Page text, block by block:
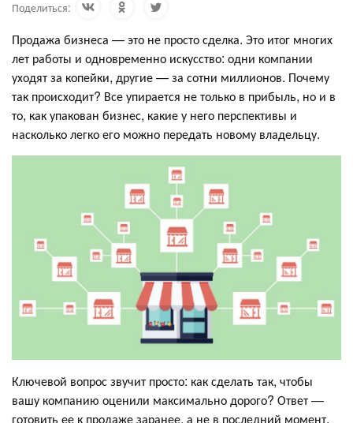
Поделиться:
Продажа бизнеса — это не просто сделка. Это итог многих
лет работы и одновременно искусство: одни компании
уходят за копейки, другие — за сотни миллионов. Почему
так происходит? Все упирается не только в прибыль, но и в
то, как упакован бизнес, какие у него перспективы и
насколько легко его можно передать новому владельцу.
Ключевой вопрос звучит просто: как сделать так, чтобы
вашу компанию оценили максимально дорого? Ответ —
готовить ее к продаже заранее, а не в последний момент.